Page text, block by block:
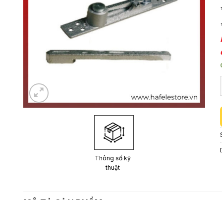
Thông số kỹ
thuật